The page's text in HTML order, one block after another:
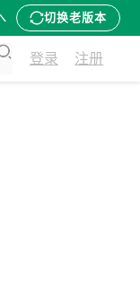
切换老版本
登录 注册